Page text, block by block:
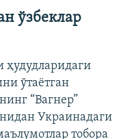
ўзбеклар
ҳудудларидаги
ўтаётган
“Вагнер”
Украинадаги
тобора